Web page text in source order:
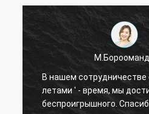
В нашем сотрудничестве
летами ' - время, мы
беспроигрышного.